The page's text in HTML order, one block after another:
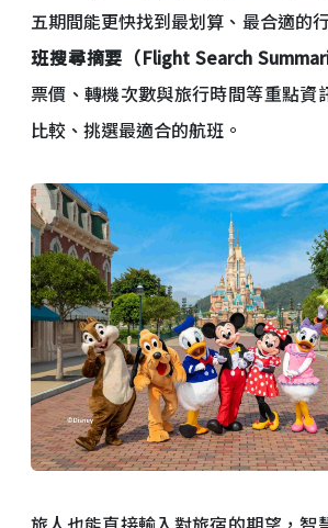
五期間能更快找到最划算、最合適的
班搜尋摘要（Flight Search
票價、轉機次數與旅行時間等重點資
比較、挑選最適合的航班。